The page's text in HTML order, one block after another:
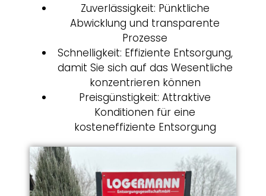
Zuverlässigkeit: Pünktliche
Abwicklung und transparente
Prozesse
Schnelligkeit: Effiziente Entsorgung,
damit Sie sich auf das Wesentliche
konzentrieren können
Preisgünstigkeit: Attraktive
Konditionen für eine
kosteneffiziente Entsorgung